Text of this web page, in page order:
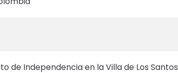
de Independencia en la Villa de Los Santos